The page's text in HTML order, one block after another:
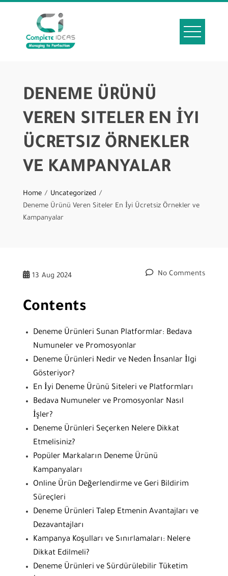
DENEME ÜRÜNÜ
VEREN SITELER EN İYI
ÜCRETSIZ ÖRNEKLER
VE KAMPANYALAR
Home
Uncategorized
Deneme Ürünü Veren Siteler En İyi Ücretsiz Örnekler ve
Kampanyalar
13 Aug 2024 No Comments
Contents
Deneme Ürünleri Sunan Platformlar: Bedava
Numuneler ve Promosyonlar
Deneme Ürünleri Nedir ve Neden İnsanlar İlgi
Gösteriyor?
En İyi Deneme Ürünü Siteleri ve Platformları
Bedava Numuneler ve Promosyonlar Nasıl
İşler?
Deneme Ürünleri Seçerken Nelere Dikkat
Etmelisiniz?
Popüler Markaların Deneme Ürünü
Kampanyaları
Online Ürün Değerlendirme ve Geri Bildirim
Süreçleri
Deneme Ürünleri Talep Etmenin Avantajları ve
Dezavantajları
Kampanya Koşulları ve Sınırlamaları: Nelere
Dikkat Edilmeli?
Deneme Ürünleri ve Sürdürülebilir Tüketim